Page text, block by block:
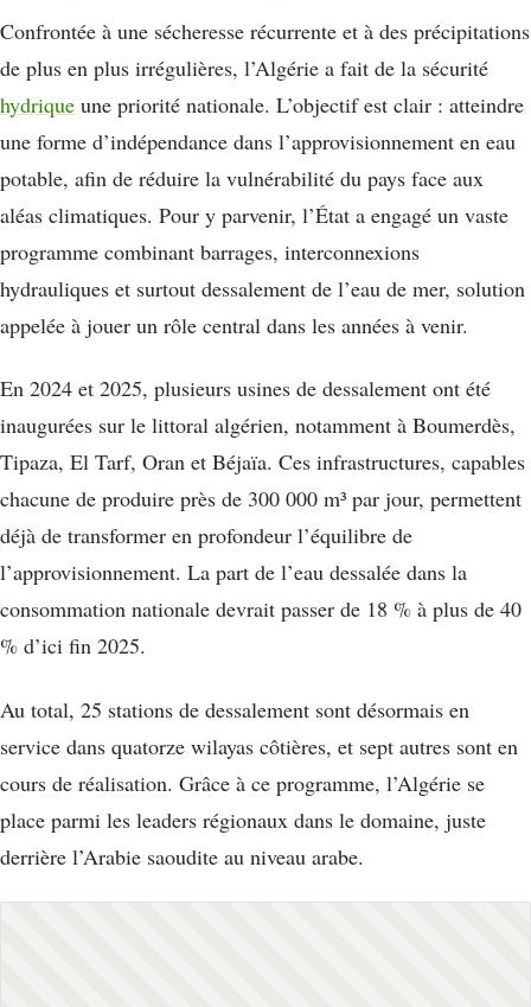
Confrontée à une sécheresse récurrente et à des précipitations
de plus en plus irrégulières, l’Algérie a fait de la sécurité
hydrique une priorité nationale. L’objectif est clair : atteindre
une forme d’indépendance dans l’approvisionnement en eau
potable, afin de réduire la vulnérabilité du pays face aux
aléas climatiques. Pour y parvenir, l’État a engagé un vaste
programme combinant barrages, interconnexions
hydrauliques et surtout dessalement de l’eau de mer, solution
appelée à jouer un rôle central dans les années à venir.
En 2024 et 2025, plusieurs usines de dessalement ont été
inaugurées sur le littoral algérien, notamment à Boumerdès,
Tipaza, El Tarf, Oran et Béjaïa. Ces infrastructures, capables
chacune de produire près de 300 000 m³ par jour, permettent
déjà de transformer en profondeur l’équilibre de
l’approvisionnement. La part de l’eau dessalée dans la
consommation nationale devrait passer de 18 % à plus de 40
% d’ici fin 2025.
Au total, 25 stations de dessalement sont désormais en
service dans quatorze wilayas côtières, et sept autres sont en
cours de réalisation. Grâce à ce programme, l’Algérie se
place parmi les leaders régionaux dans le domaine, juste
derrière l’Arabie saoudite au niveau arabe.